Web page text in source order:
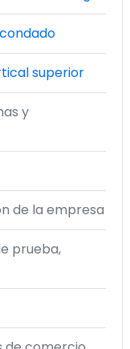
superior
y
de la empresa
prueba,